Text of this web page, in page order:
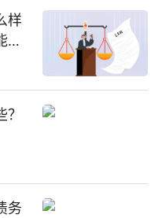
样
有
务